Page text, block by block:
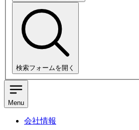
検索フォームを開く
Menu
会社情報